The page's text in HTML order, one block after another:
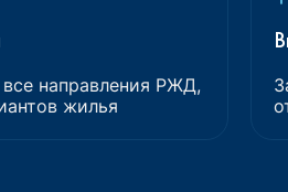
направления РЖД,
жилья